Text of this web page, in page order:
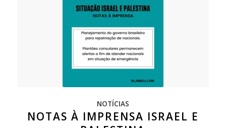
NOTÍCIAS
NOTAS À IMPRENSA ISRAEL E